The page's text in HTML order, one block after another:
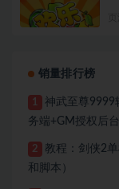
销量排行榜
1
神武至尊9999
务端+GM授权后
2
教程：剑侠2
和脚本）